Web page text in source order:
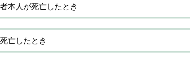
本人が死亡したとき
亡したとき